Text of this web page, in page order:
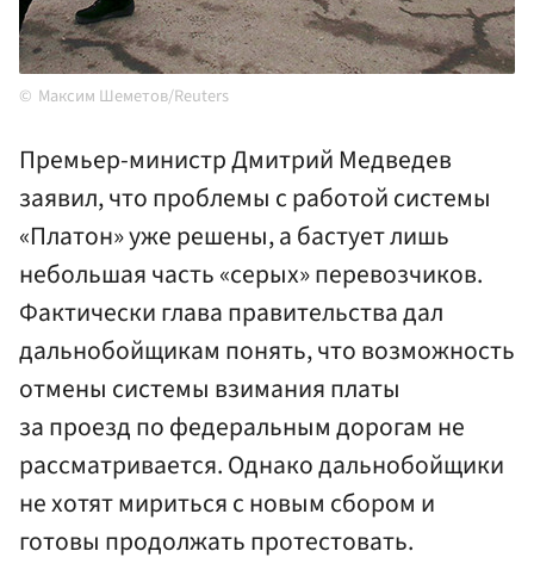
Максим Шеметов/Reuters
Премьер-министр Дмитрий Медведев
заявил, что проблемы с работой системы
«Платон» уже решены, а бастует лишь
небольшая часть «серых» перевозчиков.
Фактически глава правительства дал
дальнобойщикам понять, что возможность
отмены системы взимания платы
за проезд по федеральным дорогам не
рассматривается. Однако дальнобойщики
не хотят мириться с новым сбором и
готовы продолжать протестовать.